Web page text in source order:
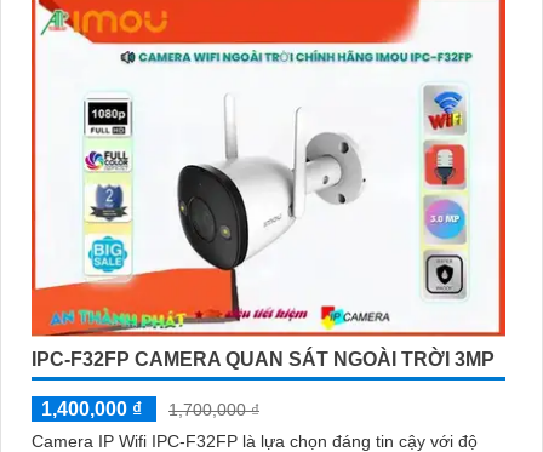
IPC-F32FP CAMERA QUAN SÁT NGOÀI TRỜI 3MP
1,400,000 ₫
1,700,000 ₫
Camera IP Wifi IPC-F32FP là lựa chọn đáng tin cậy với độ